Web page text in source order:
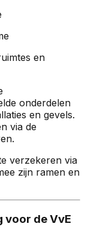
en
onderdelen
en gevels.
via de
verzekeren via
zijn ramen en
voor de VvE